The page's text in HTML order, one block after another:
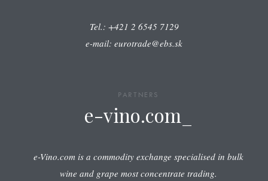
Tel.: +421 2 6545 7129
e-mail: eurotrade@ebs.sk
PARTNERS
e-vino.com_
e-Vino.com is a commodity exchange specialised in bulk
wine and grape most concentrate trading.